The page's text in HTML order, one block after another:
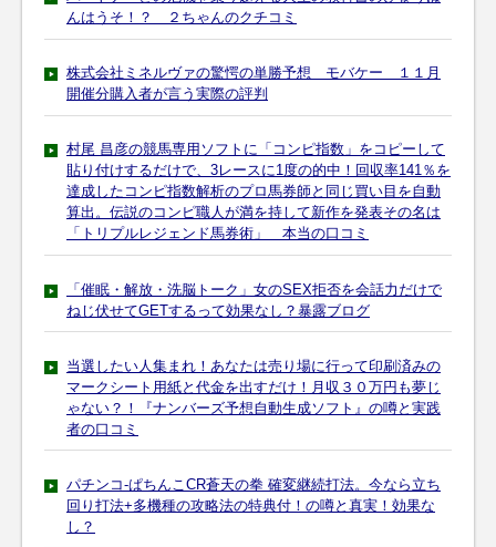
んはうそ！？ ２ちゃんのクチコミ
株式会社ミネルヴァの驚愕の単勝予想 モバケー １１月
開催分購入者が言う実際の評判
村尾 昌彦の競馬専用ソフトに「コンピ指数」をコピーして
貼り付けするだけで、3レースに1度の的中！回収率141％を
達成したコンピ指数解析のプロ馬券師と同じ買い目を自動
算出。伝説のコンピ職人が満を持して新作を発表その名は
「トリプルレジェンド馬券術」 本当の口コミ
「催眠・解放・洗脳トーク」女のSEX拒否を会話力だけで
ねじ伏せてGETするって効果なし？暴露ブログ
当選したい人集まれ！あなたは売り場に行って印刷済みの
マークシート用紙と代金を出すだけ！月収３０万円も夢じ
ゃない？！『ナンバーズ予想自動生成ソフト』の噂と実践
者の口コミ
パチンコ-ぱちんこCR蒼天の拳 確変継続打法。今なら立ち
回り打法+多機種の攻略法の特典付！の噂と真実！効果な
し？